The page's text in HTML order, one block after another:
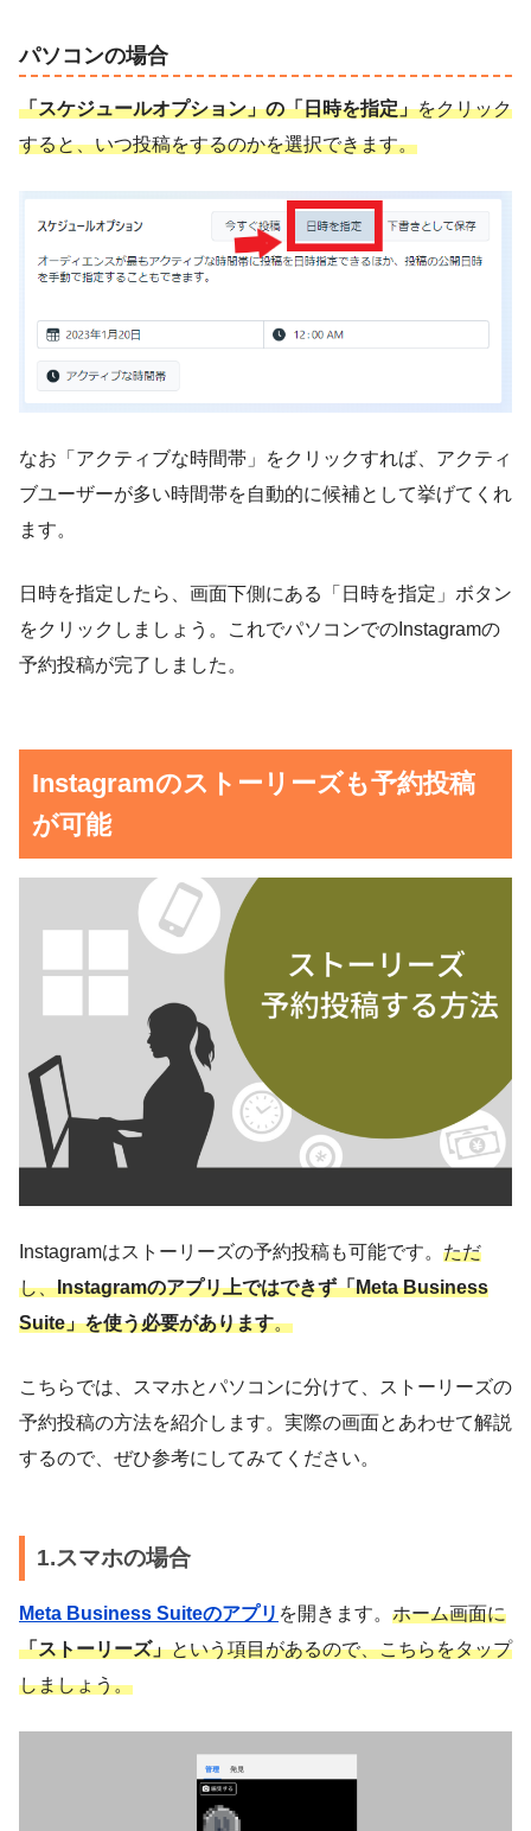
パソコンの場合
「スケジュールオプション」の「日時を指定」をクリック
すると、いつ投稿をするのかを選択できます。
なお「アクティブな時間帯」をクリックすれば、アクティ
ブユーザーが多い時間帯を自動的に候補として挙げてくれ
ます。
日時を指定したら、画面下側にある「日時を指定」ボタン
をクリックしましょう。これでパソコンでのInstagramの
予約投稿が完了しました。
Instagramのストーリーズも予約投稿
が可能
Instagramはストーリーズの予約投稿も可能です。 ただ
し、Instagramのアプリ上ではできず「Meta Business
Suite」を使う必要があります。
こちらでは、スマホとパソコンに分けて、ストーリーズの
予約投稿の方法を紹介します。実際の画面とあわせて解説
するので、ぜひ参考にしてみてください。
1.スマホの場合
Meta Business Suiteのアプリ を開きます。 ホーム画面に
「ストーリーズ」という項目があるので、こちらをタップ
しましょう。